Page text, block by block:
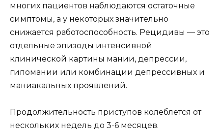
многих пациентов наблюдаются остаточные
симптомы, а у некоторых значительно
снижается работоспособность. Рецидивы — это
отдельные эпизоды интенсивной
клинической картины мании, депрессии,
гипомании или комбинации депрессивных и
маниакальных проявлений.
Продолжительность приступов колеблется от
нескольких недель до 3-6 месяцев.